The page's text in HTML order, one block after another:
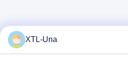
XTL-Una